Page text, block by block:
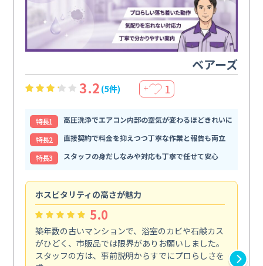
ベアーズ
3.2 (5件) ＋ 1
特⻑1
高圧洗浄でエアコン内部の空気が変わるほどきれいに
特⻑2
直接契約で料金を抑えつつ丁寧な作業と報告も両立
特⻑3
スタッフの身だしなみや対応も丁寧で任せて安心
ホスピタリティの高さが魅力
5.0
築年数の古いマンションで、浴室のカビや石鹸カス
がひどく、市販品では限界がありお願いしました。
スタッフの方は、事前説明からすでにプロらしさを